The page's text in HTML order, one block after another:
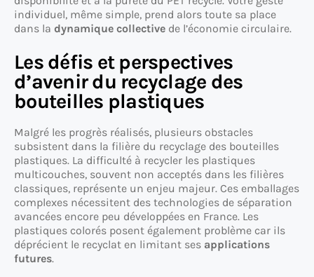
individuel, même simple, prend alors toute sa place
dans la dynamique collective de l’économie circulaire.
Les défis et perspectives
d’avenir du recyclage des
bouteilles plastiques
Malgré les progrès réalisés, plusieurs obstacles
subsistent dans la filière du recyclage des bouteilles
plastiques. La difficulté à recycler les plastiques
multicouches, souvent non acceptés dans les filières
classiques, représente un enjeu majeur. Ces emballages
complexes nécessitent des technologies de séparation
avancées encore peu développées en France. Les
plastiques colorés posent également problème car ils
déprécient le recyclat en limitant ses applications
futures.